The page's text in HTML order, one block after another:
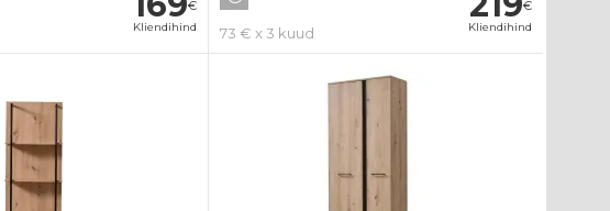
€
Kliendihind
€
Kliendihind
73 € x 3 kuud